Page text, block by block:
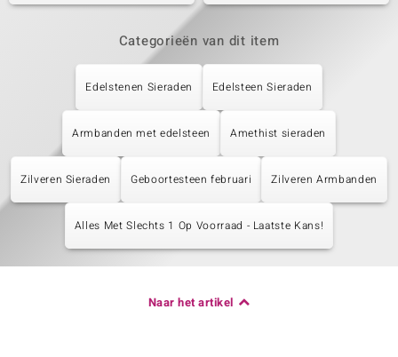
Categorieën van dit item
Edelstenen Sieraden Edelsteen Sieraden
Armbanden met edelsteen Amethist sieraden
Zilveren Sieraden Geboortesteen februari Zilveren Armbanden
Alles Met Slechts 1 Op Voorraad - Laatste Kans!
Naar het artikel